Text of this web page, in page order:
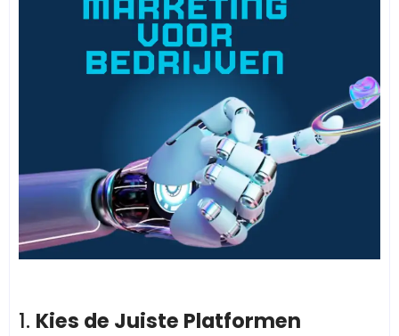
1. Kies de Juiste Platformen